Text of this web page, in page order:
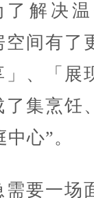
解决
间有了
、「展
集烹饪
心”。
要一场